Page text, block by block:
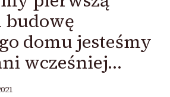
budowę
domu jesteśmy
wcześniej…